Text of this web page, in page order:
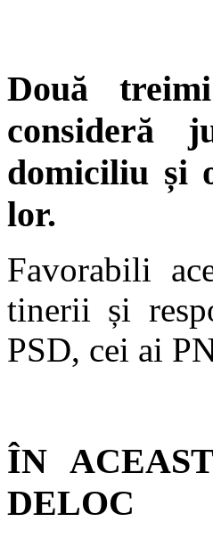
Două
consideră
domiciliu și
lor.
Favorabili
tinerii și
PSD, cei ai
ÎN
DELOC